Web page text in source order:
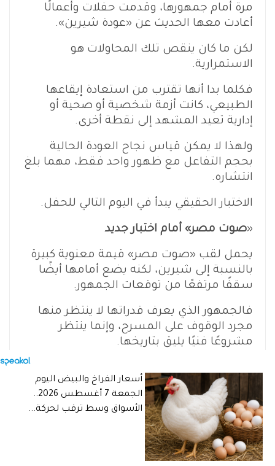
مرة أمام جمهورها، وقدمت حفلات وأعمالًا
أعادت معها الحديث عن «عودة شيرين».
لكن ما كان ينقص تلك المحاولات هو
الاستمرارية.
فكلما بدا أنها تقترب من استعادة إيقاعها
الطبيعي، كانت أزمة شخصية أو صحية أو
إدارية تعيد المشهد إلى نقطة أخرى.
ولهذا لا يمكن قياس نجاح العودة الحالية
بحجم التفاعل مع ظهور واحد فقط، مهما بلغ
انتشاره.
الاختبار الحقيقي يبدأ في اليوم التالي للحفل.
«صوت مصر» أمام اختبار جديد
يحمل لقب «صوت مصر» قيمة معنوية كبيرة
بالنسبة إلى شيرين، لكنه يضع أمامها أيضًا
سقفًا مرتفعًا من توقعات الجمهور.
فالجمهور الذي يعرف قدراتها لا ينتظر منها
مجرد الوقوف على المسرح، وإنما ينتظر
مشروعًا فنيًا يليق بتاريخها.
الصوت، والاسم، والأغنيات، والجمهور.
أما العنصر الذي تحتاج إليه أكثر من أي وقت
مضى فهو الاستقرار.
استقرار يسمح بالتخطيط لأعمال جديدة،
أسعار الفراخ والبيض اليوم
الجمعة 7 أغسطس 2026..
الأسواق وسط ترقب لحركة...